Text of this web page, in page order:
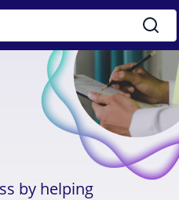
by helping